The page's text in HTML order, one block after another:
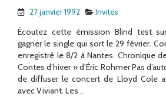
27 janvier 1992 Invites
Écoutez cette émission Blind test
gagner le single qui sort le 29 février.
enregistré le 8/2 à Nantes. Chronique
Contes d’hiver » d’Éric Rohmer Pas
de diffuser le concert de Lloyd Cole
avec Viviant. Les ..